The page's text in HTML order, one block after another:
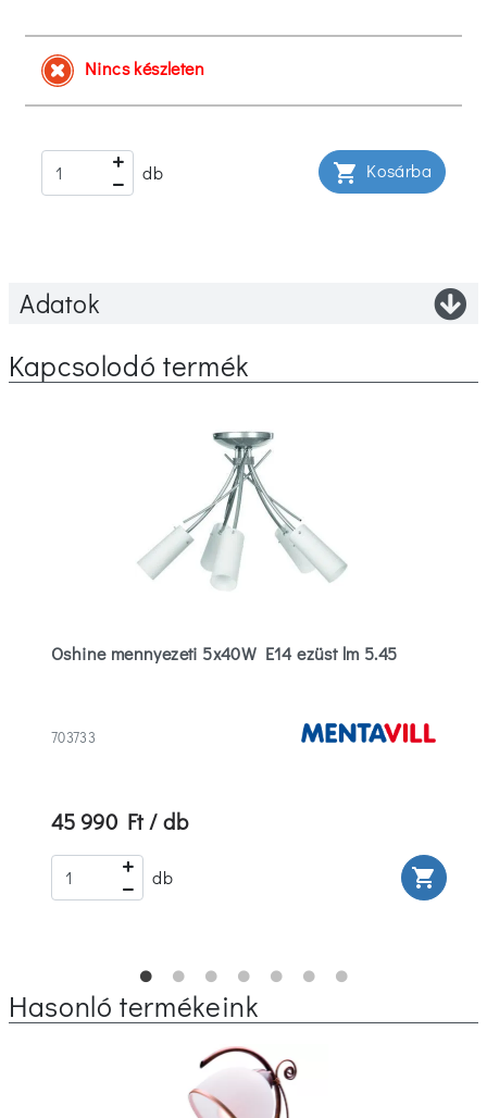
Nincs készleten
db shopping_cart Kosárba
Adatok
Kapcsolodó termék
Oshine mennyezeti 5x40W E14 ezüst lm 5.45
703733
45 990 Ft / db
db shopping_cart
Hasonló termékeink